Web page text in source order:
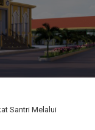
Santri Melalui